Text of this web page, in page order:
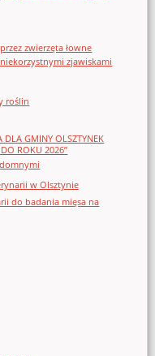
zwierzęta łowne
zjawiskami
roślin
DLA GMINY OLSZTYNEK
ROKU 2026”
w Olsztynie
do badania mięsa na